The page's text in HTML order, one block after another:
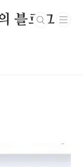
블로그